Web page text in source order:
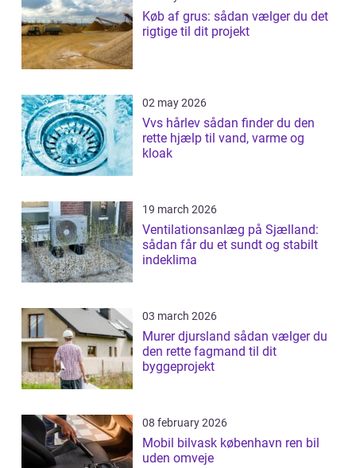
Køb af grus: sådan vælger du det
rigtige til dit projekt
02 may 2026
Vvs hårlev sådan finder du den
rette hjælp til vand, varme og
kloak
19 march 2026
Ventilationsanlæg på Sjælland:
sådan får du et sundt og stabilt
indeklima
03 march 2026
Murer djursland sådan vælger du
den rette fagmand til dit
byggeprojekt
08 february 2026
Mobil bilvask københavn ren bil
uden omveje